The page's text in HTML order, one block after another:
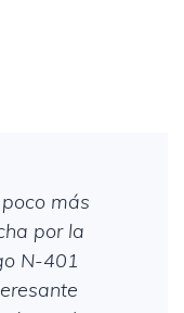
más
por la
N-401